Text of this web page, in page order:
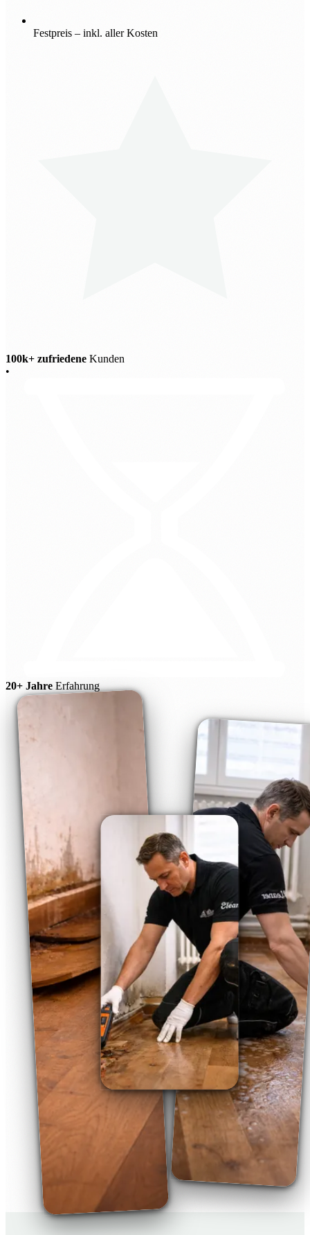
Festpreis – inkl. aller Kosten
100k+ zufriedene Kunden
•
20+ Jahre Erfahrung